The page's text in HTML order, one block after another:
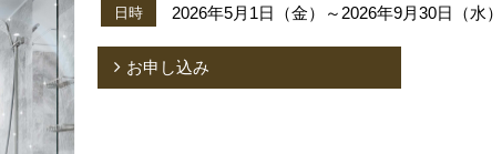
日時 2026年5月1日（金）～2026年9月30日（水）
お申し込み